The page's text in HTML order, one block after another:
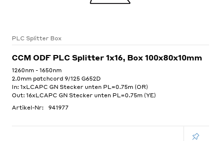
PLC Splitter Box
CCM ODF PLC Splitter 1x16, Box 100x80x10mm
1260nm - 1650nm
2.0mm patchcord 9/125 G652D
In: 1xLCAPC GN Stecker unten PL=0.75m (OR)
Out: 16xLCAPC GN Stecker unten PL=0.75m (YE)
Artikel-Nr:
941977